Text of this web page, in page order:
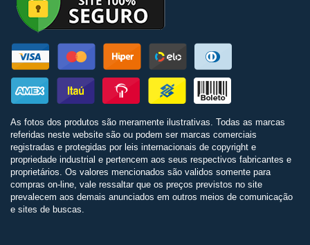
As fotos dos produtos são meramente ilustrativas. Todas as marcas
referidas neste website são ou podem ser marcas comerciais
registradas e protegidas por leis internacionais de copyright e
propriedade industrial e pertencem aos seus respectivos fabricantes e
proprietários. Os valores mencionados são validos somente para
compras on-line, vale ressaltar que os preços previstos no site
prevalecem aos demais anunciados em outros meios de comunicação
e sites de buscas.